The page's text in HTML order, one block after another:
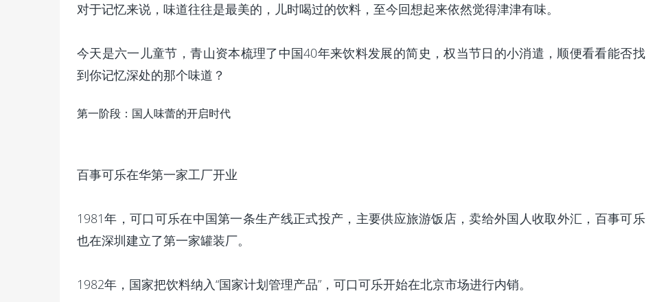
对于记忆来说，味道往往是最美的，儿时喝过的饮料，至今回想起来依然觉得津津有味。
今天是六一儿童节，青山资本梳理了中国40年来饮料发展的简史，权当节日的小消遣，顺便看看能否找
到你记忆深处的那个味道？
第一阶段：国人味蕾的开启时代
百事可乐在华第一家工厂开业
1981年，可口可乐在中国第一条生产线正式投产，主要供应旅游饭店，卖给外国人收取外汇，百事可乐
也在深圳建立了第一家罐装厂。
1982年，国家把饮料纳入“国家计划管理产品”，可口可乐开始在北京市场进行内销。